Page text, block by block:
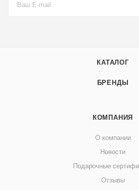
КАТАЛОГ
БРЕНДЫ
КОМПАНИЯ
О компании
Новости
Подарочные
Отзывы